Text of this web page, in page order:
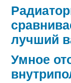
лучший
Умное